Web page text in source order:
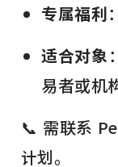
专属福利
适合对象
易者或机
📞 需联系
计划。